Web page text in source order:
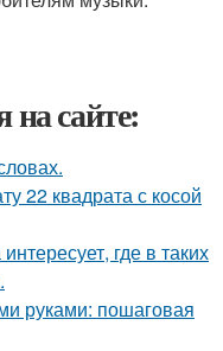
на сайте:
22 квадрата с косой
где в таких
руками: пошаговая